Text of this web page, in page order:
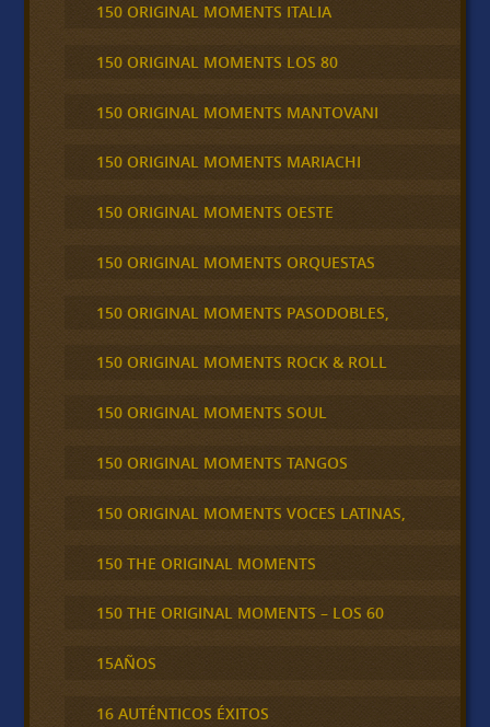
150 ORIGINAL MOMENTS ITALIA
150 ORIGINAL MOMENTS LOS 80
150 ORIGINAL MOMENTS MANTOVANI
150 ORIGINAL MOMENTS MARIACHI
150 ORIGINAL MOMENTS OESTE
150 ORIGINAL MOMENTS ORQUESTAS
150 ORIGINAL MOMENTS PASODOBLES,
150 ORIGINAL MOMENTS ROCK & ROLL
150 ORIGINAL MOMENTS SOUL
150 ORIGINAL MOMENTS TANGOS
150 ORIGINAL MOMENTS VOCES LATINAS,
150 THE ORIGINAL MOMENTS
150 THE ORIGINAL MOMENTS – LOS 60
15AÑOS
16 AUTÉNTICOS ÉXITOS